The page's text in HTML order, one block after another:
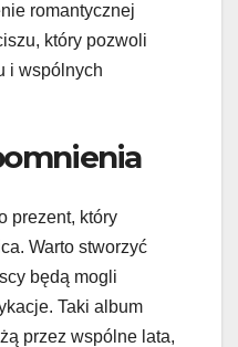
romantycznej
który pozwoli
i wspólnych
prezent, który
Warto stworzyć
będą mogli
Taki album
przez wspólne lata,